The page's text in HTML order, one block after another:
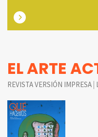
EL ARTE
REVISTA VERSIÓN IMPRESA |